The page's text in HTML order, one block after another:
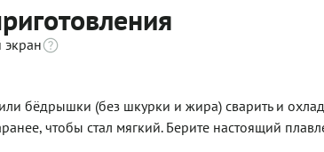
экран
бёдрышки (без шкурки и жира) сварить и
чтобы стал мягкий. Берите настоящий